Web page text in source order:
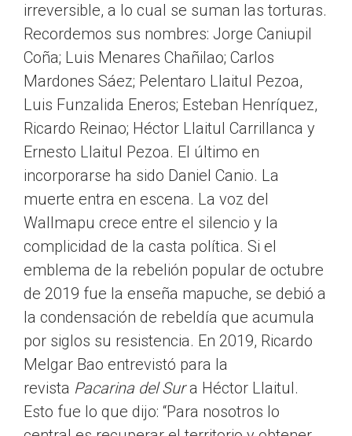
irreversible, a lo cual se suman las torturas.
Recordemos sus nombres: Jorge Caniupil
Coña; Luis Menares Chañilao; Carlos
Mardones Sáez; Pelentaro Llaitul Pezoa,
Luis Funzalida Eneros; Esteban Henríquez,
Ricardo Reinao; Héctor Llaitul Carrillanca y
Ernesto Llaitul Pezoa. El último en
incorporarse ha sido Daniel Canio. La
muerte entra en escena. La voz del
Wallmapu ­crece entre el silencio y la
complicidad de la casta política. Si el
emblema de la rebelión popular de octubre
de 2019 fue la enseña mapuche, se debió a
la condensación de rebeldía que acumula
por siglos su resistencia. En 2019, Ricardo
Melgar Bao entrevistó para la
revista Pacarina del Sura Héctor Llaitul.
Esto fue lo que dijo: Para nosotros lo